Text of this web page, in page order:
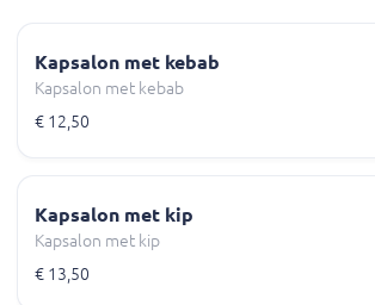
Kapsalon met kebab
Kapsalon met kebab
€ 12,50
Kapsalon met kip
Kapsalon met kip
€ 13,50